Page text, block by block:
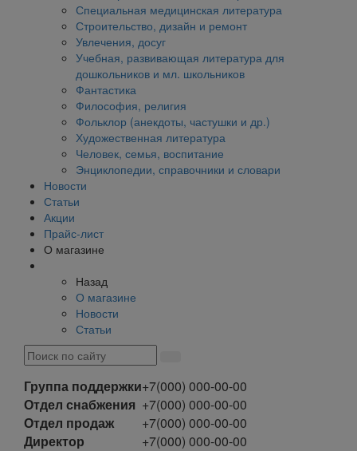
Специальная медицинская литература
Строительство, дизайн и ремонт
Увлечения, досуг
Учебная, развивающая литература для
дошкольников и мл. школьников
Фантастика
Философия, религия
Фольклор (анекдоты, частушки и др.)
Художественная литература
Человек, семья, воспитание
Энциклопедии, справочники и словари
Новости
Статьи
Акции
Прайс-лист
О магазине
Назад
О магазине
Новости
Статьи
Группа поддержки+7(000) 000-00-00
Отдел снабжения +7(000) 000-00-00
Отдел продаж
+7(000) 000-00-00
Директор
+7(000) 000-00-00